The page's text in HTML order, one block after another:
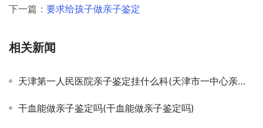
下一篇： 要求给孩子做亲子鉴定
相关新闻
天津第一人民医院亲子鉴定挂什么科(天津市一中心亲子鉴定)
干血能做亲子鉴定吗(干血能做亲子鉴定吗)